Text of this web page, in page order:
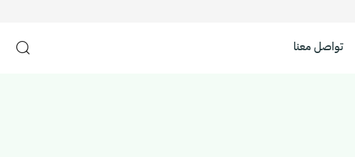
تواصل معنا